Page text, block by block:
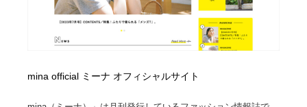
mina official ミーナ オフィシャルサイト